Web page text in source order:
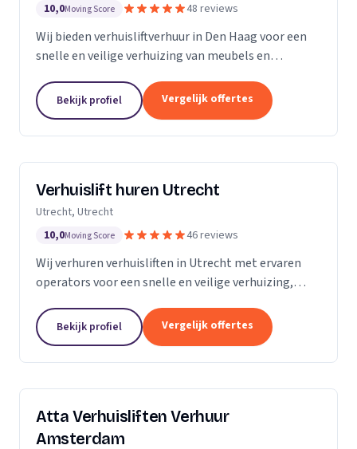
10,0Moving Score 48 reviews
Wij bieden verhuisliftverhuur in Den Haag voor een
snelle en veilige verhuizing van meubels en
Bekijk profiel Vergelijk offertes
Verhuislift huren Utrecht
Utrecht, Utrecht
10,0Moving Score 46 reviews
Wij verhuren verhuisliften in Utrecht met ervaren
operators voor een snelle en veilige verhuizing,
Bekijk profiel Vergelijk offertes
Atta Verhuisliften Verhuur
Amsterdam